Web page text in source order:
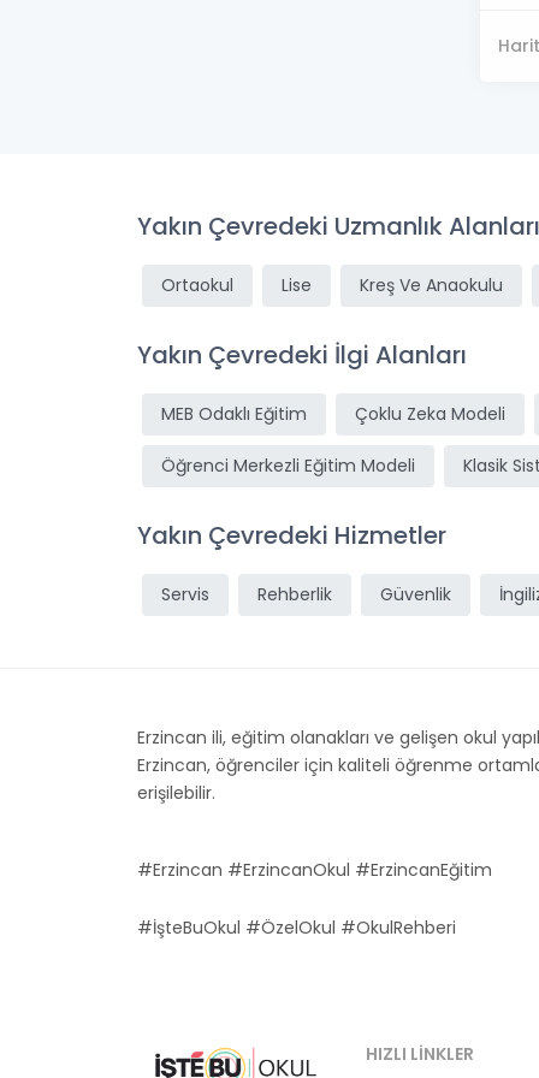
Yakın Çevredeki Uzmanlık Alanları
Ortaokul Lise Kreş Ve Anaokulu
Yakın Çevredeki İlgi Alanları
MEB Odaklı Eğitim Çoklu Zeka Modeli
Öğrenci Merkezli Eğitim Modeli Klasik
Yakın Çevredeki Hizmetler
Servis Rehberlik Güvenlik
Erzincan ili, eğitim olanakları ve gelişen okul
Erzincan, öğrenciler için kaliteli öğrenme
erişilebilir.
#Erzincan #ErzincanOkul #ErzincanEğitim
#İşteBuOkul #ÖzelOkul #OkulRehberi
HIZLI LINKLER